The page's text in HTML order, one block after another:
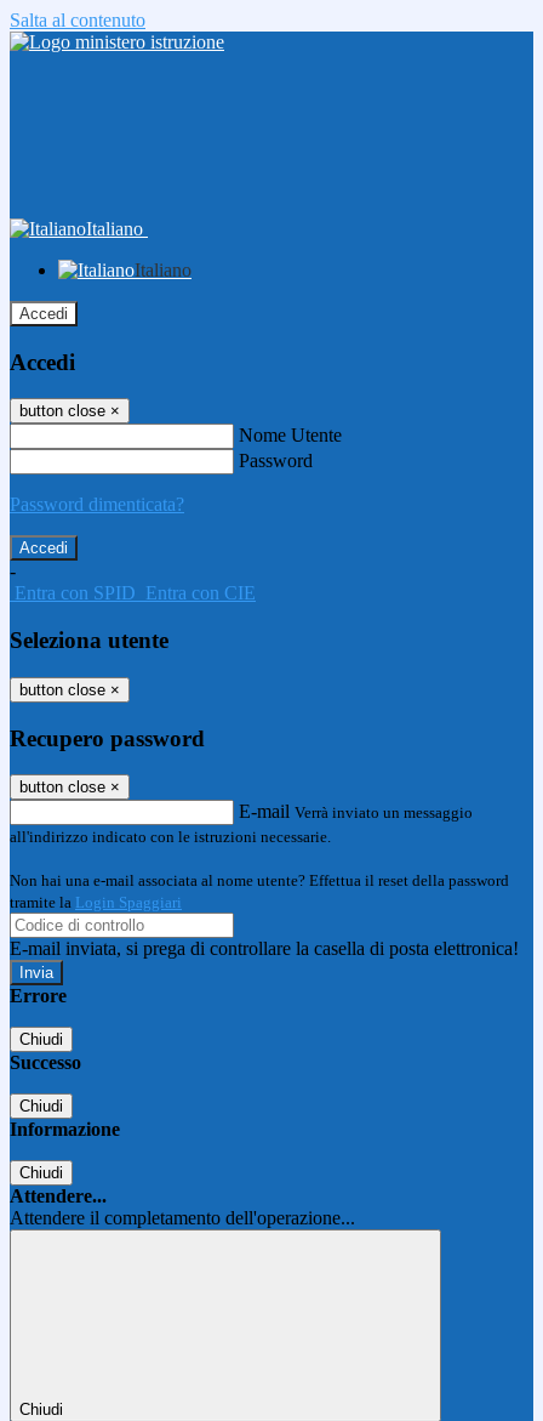
Salta al contenuto
Italiano
Italiano
Accedi
Accedi
button close ×
Nome Utente
Password
Password dimenticata?
-
Entra con SPID Entra con CIE
Seleziona utente
button close ×
Recupero password
button close ×
E-mail Verrà inviato un messaggio
all'indirizzo indicato con le istruzioni necessarie.
Non hai una e-mail associata al nome utente? Effettua il reset della password
tramite la Login Spaggiari
E-mail inviata, si prega di controllare la casella di posta elettronica!
Errore
Chiudi
Successo
Chiudi
Informazione
Chiudi
Attendere...
Attendere il completamento dell'operazione...
Chiudi